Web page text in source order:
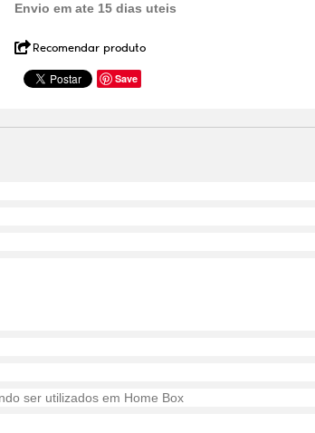
Envio em ate 15 dias uteis
Recomendar produto
Save
ser utilizados em Home Box